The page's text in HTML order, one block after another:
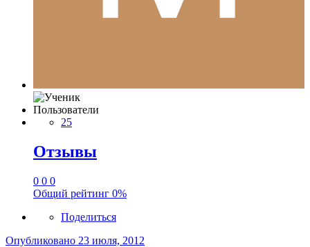
Пользователи
25
Отзывы
0 0 0
Общий рейтинг 0%
Поделиться
Опубликовано 23 июля, 2012